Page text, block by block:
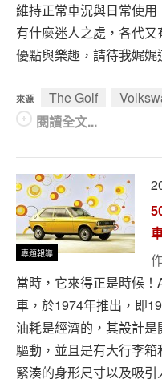
維持正常車況與日常使
有什麼迷人之處，各代
優點與樂趣，請待我娓娓
來源 The Golf
閱讀全文...
專題報導
當時，它來得正是時候
車，於1974年推出，即
油耗是經濟的，其設計
驅動，並且是有大行李
緊湊的身形尺寸以及吸